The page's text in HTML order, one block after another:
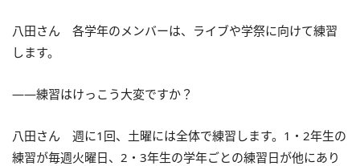
八田さん 各学年のメンバーは、ライブや学祭に向けて練習
します。
――練習はけっこう大変ですか？
八田さん 週に1回、土曜には全体で練習します。1・2年生の
練習が毎週火曜日、2・3年生の学年ごとの練習日が他にあり